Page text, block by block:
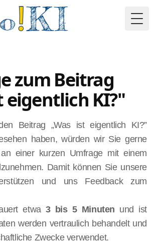
zum Beitrag
eigentlich KI?"
Beitrag „Was ist eigentlich KI?”
haben, würden wir Sie gerne
einer kurzen Umfrage mit einem
Damit können Sie unsere
und uns Feedback zum
etwa 3 bis 5 Minuten und ist
werden vertraulich behandelt und
Zwecke verwendet.